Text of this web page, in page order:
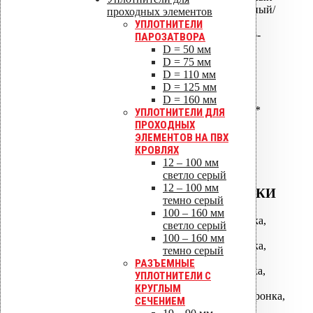
проходных элементов
УПЛОТНИТЕЛИ
ПАРОЗАТВОРА
D = 50 мм
D = 75 мм
D = 110 мм
D = 125 мм
D = 160 мм
УПЛОТНИТЕЛИ ДЛЯ
ПРОХОДНЫХ
ЭЛЕМЕНТОВ НА ПВХ
КРОВЛЯХ
12 – 100 мм
светло серый
12 – 100 мм
темно серый
100 – 160 мм
светло серый
100 – 160 мм
темно серый
РАЗЪЕМНЫЕ
УПЛОТНИТЕЛИ С
КРУГЛЫМ
СЕЧЕНИЕМ
ALIPAI-110 дефлектор скатный/
пологий
ALIPAI ПВХ -Ворот Светло-
ALIPAI ПВХ -Ворот Темно-
ALIPAI-160 дефлектор*
ALIPAI-160/620 дефлектор*
ALIPAI-160/1000 дефлектор*
ALIPAI-160 дефлектор
коньковый*
ВОДОСТОЧНЫЕ ВОРОНКИ
АМ-050 водосточная воронка,
фланец битум
АМ-075 водосточная воронка,
фланец битум
АМ-110 водосточная воронка,
фланец битум
АМ-110/630 водосточная воронка,
фланец битум